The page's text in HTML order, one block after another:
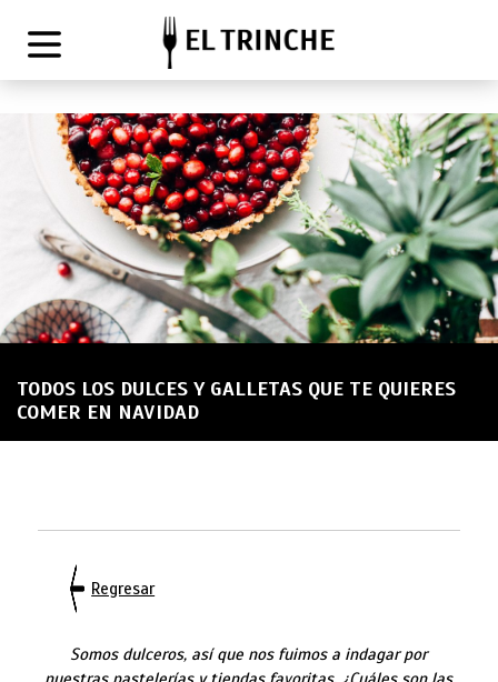
TODOS LOS DULCES Y GALLETAS QUE TE QUIERES
COMER EN NAVIDAD
Regresar
Somos dulceros, así que nos fuimos a indagar por